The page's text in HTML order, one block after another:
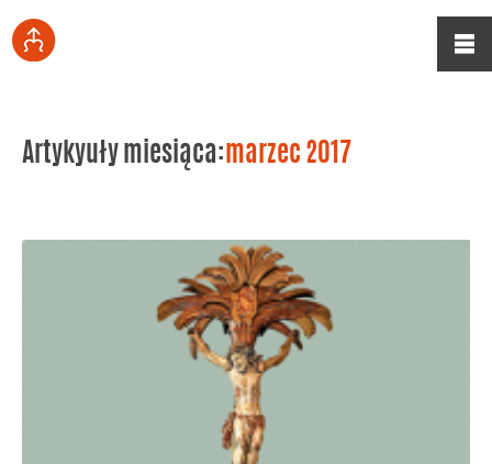
Artykyuły miesiąca: marzec 2017